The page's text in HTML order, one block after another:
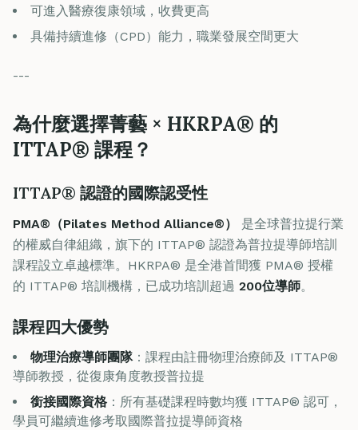
可進入醫療復康領域，收費更高
具備持續進修（CPD）能力，職業發展空間更大
---
為什麼選擇菁藝 × HKRPA® 的
ITTAP® 課程？
ITTAP® 認證的國際認受性
PMA®（Pilates Method Alliance®）
是全球普拉提行業
的權威自律組織，旗下的 ITTAP® 認證為普拉提導師培訓
課程設立卓越標準。HKRPA® 是全港首間獲 PMA® 授權
的 ITTAP® 培訓機構，已成功培訓超過 200位導師。
課程四大優勢
物理治療導師團隊：課程由註冊物理治療師及 ITTAP®
導師教授，從復康角度教授普拉提
銜接國際資格 ：所有基礎課程時數均獲 ITTAP® 認可，
學員可繼續進修考取國際普拉提導師資格